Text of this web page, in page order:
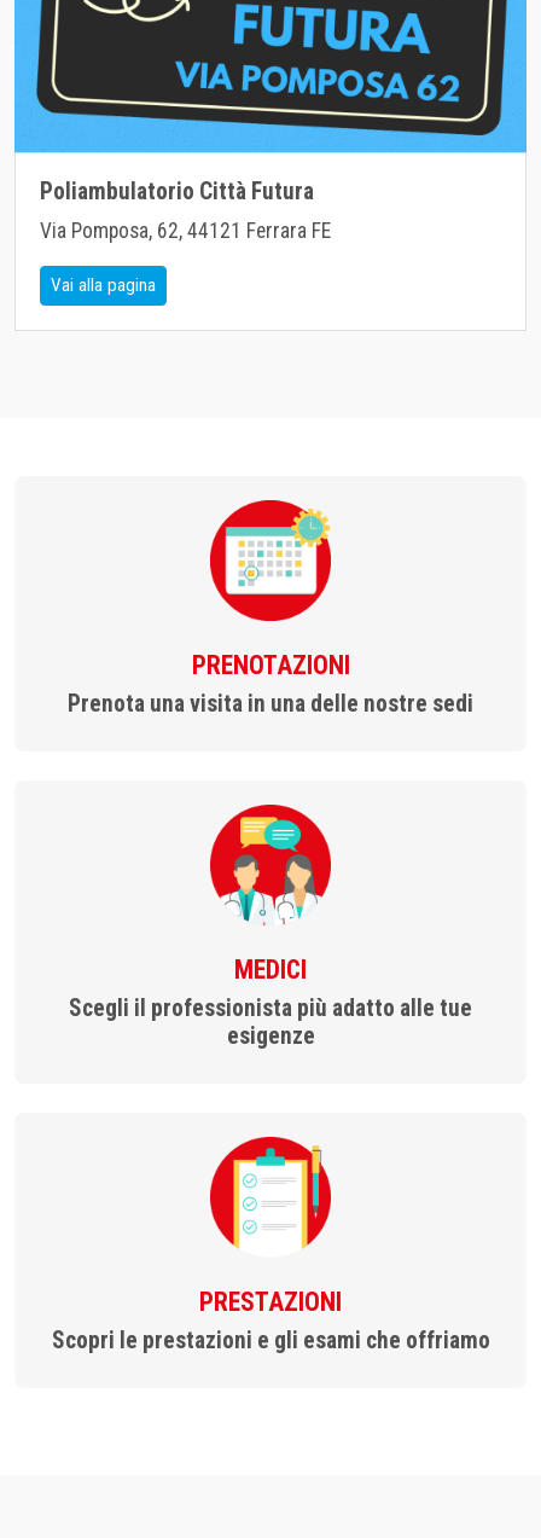
Poliambulatorio Città Futura
Via Pomposa, 62, 44121 Ferrara FE
Vai alla pagina
PRENOTAZIONI
Prenota una visita in una delle nostre sedi
MEDICI
Scegli il professionista più adatto alle tue
esigenze
PRESTAZIONI
Scopri le prestazioni e gli esami che offriamo